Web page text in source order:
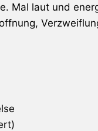
Mal laut und